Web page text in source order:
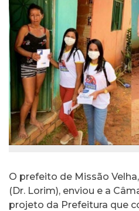
O prefeito de Missão
(Dr. Lorim), enviou e a
projeto da Prefeitura que